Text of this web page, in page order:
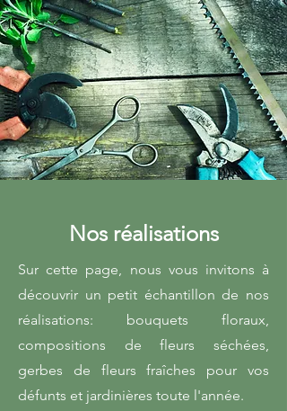
Nos réalisations
Sur cette page, nous vous invitons à
découvrir un petit échantillon de nos
réalisations: bouquets floraux,
compositions de fleurs séchées,
gerbes de fleurs fraîches pour vos
défunts et jardinières toute l'année.